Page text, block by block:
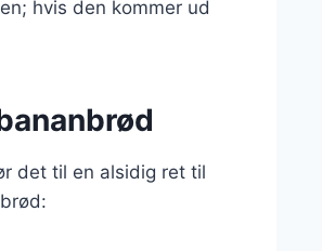
hvis den kommer ud
det til en alsidig ret til